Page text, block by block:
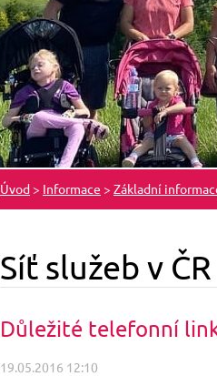
Úvod > Informace > Základní
Síť služeb v ČR
Důležité telefonní
19.05.2016 12:10